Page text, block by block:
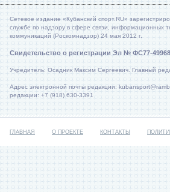
Сетевое издание «Кубанский спорт.RU»
службе по надзору в сфере связи, информационных
коммуникаций (Роскомнадзор) 24 мая 2012 г.
Свидетельство о регистрации Эл № ФС77-49968
Учредитель: Осадник Максим Сергеевич. Главный
Адрес электронной почты редакции:
редакции: +7 (918) 630-3391
ГЛАВНАЯ О ПРОЕКТЕ КОНТАКТЫ